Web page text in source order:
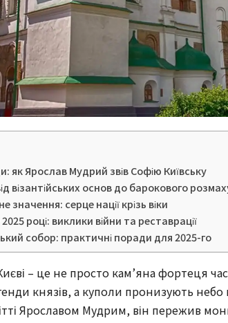
як Ярослав Мудрий звів Софію Київську
візантійських основ до барокового
значення: серце нації крізь віки
році: виклики війни та реставрації
собор: практичні поради для 2025-го
– це не просто кам’яна фортеця
князів, а куполи пронизують
Ярославом Мудрим, він пережив